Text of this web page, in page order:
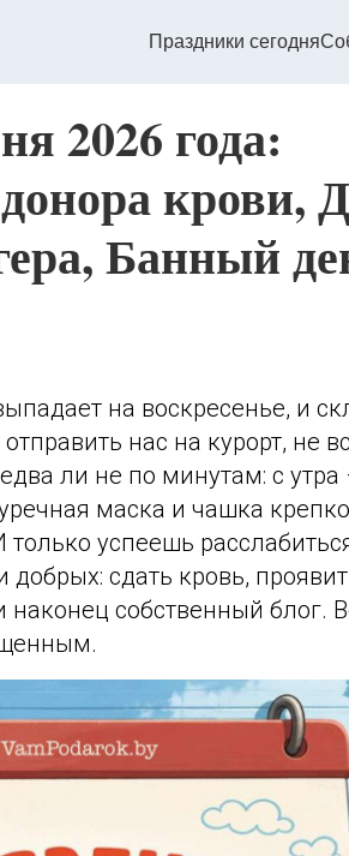
Праздники сегодня
2026 года:
крови,
Банный
на воскресенье, и
нас на курорт, не
ли не по минутам: с утра
маска и чашка
успеешь
сдать кровь,
собственный блог.